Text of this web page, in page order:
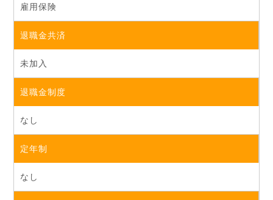
雇用保険
退職金共済
未加入
退職金制度
なし
定年制
なし